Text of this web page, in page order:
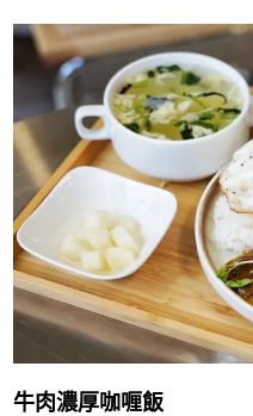
牛肉濃厚咖喱飯